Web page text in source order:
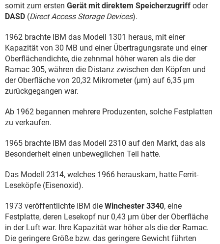
somit zum ersten Gerät mit direktem Speicherzugriff oder
DASD (Direct Access Storage Devices).
1962 brachte IBM das Modell 1301 heraus, mit einer
Kapazität von 30 MB und einer Übertragungsrate und einer
Oberflächendichte, die zehnmal höher waren als die der
Ramac 305, währen die Distanz zwischen den Köpfen und
der Oberfläche von 20,32 Mikrometer (µm) auf 6,35 µm
zurückgegangen war.
Ab 1962 begannen mehrere Produzenten, solche Festplatten
zu verkaufen.
1965 brachte IBM das Modell 2310 auf den Markt, das als
Besonderheit einen unbeweglichen Teil hatte.
Das Modell 2314, welches 1966 herauskam, hatte Ferrit-
Leseköpfe (Eisenoxid).
1973 veröffentlichte IBM die Winchester 3340, eine
Festplatte, deren Lesekopf nur 0,43 µm über der Oberfläche
in der Luft war. Ihre Kapazität war höher als die der Ramac.
Die geringere Größe bzw. das geringere Gewicht führten